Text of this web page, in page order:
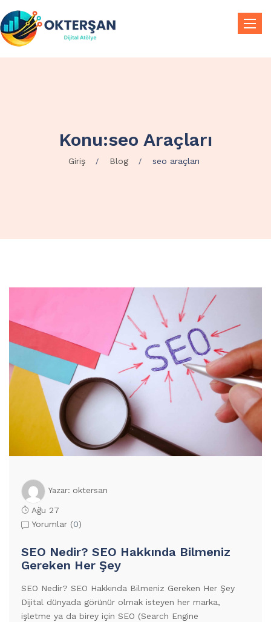
Konu:seo Araçları
Giriş Blog seo araçları
Yazar: oktersan
Ağu 27
Yorumlar (0)
SEO Nedir? SEO Hakkında Bilmeniz
Gereken Her Şey
SEO Nedir? SEO Hakkında Bilmeniz Gereken Her Şey
Dijital dünyada görünür olmak isteyen her marka,
işletme ya da birey için SEO (Search Engine